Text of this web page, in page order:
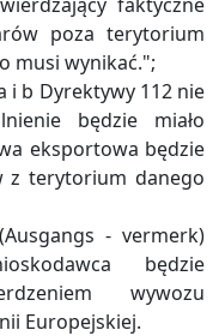
poza terytorium
musi wynikać.";
i b Dyrektywy 112 nie
będzie miało
eksportowa będzie
z terytorium danego
- vermerk)
będzie
wywozu
Europejskiej.